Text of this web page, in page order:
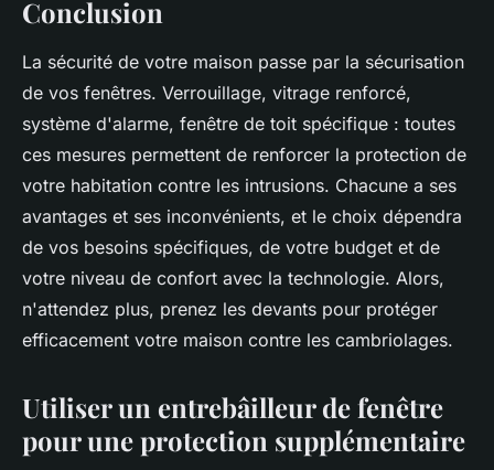
Conclusion
La sécurité de votre maison passe par la sécurisation
de vos fenêtres. Verrouillage, vitrage renforcé,
système d'alarme, fenêtre de toit spécifique : toutes
ces mesures permettent de renforcer la protection de
votre habitation contre les intrusions. Chacune a ses
avantages et ses inconvénients, et le choix dépendra
de vos besoins spécifiques, de votre budget et de
votre niveau de confort avec la technologie. Alors,
n'attendez plus, prenez les devants pour protéger
efficacement votre maison contre les cambriolages.
Utiliser un entrebâilleur de fenêtre
pour une protection supplémentaire